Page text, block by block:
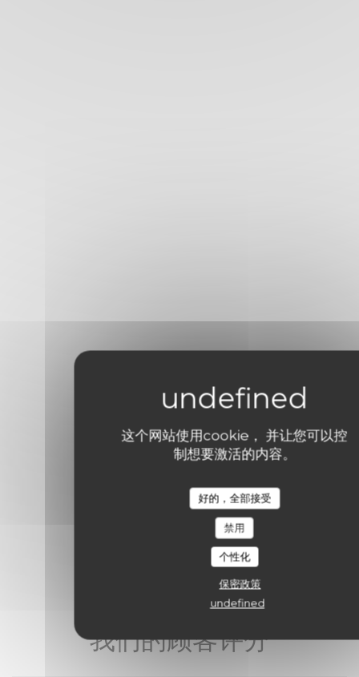
这个网站使用cookie， 并让您可以控
制想要激活的内容。
好的，全部接受
禁用
个性化
保密政策
undefined
我们的顾客评分